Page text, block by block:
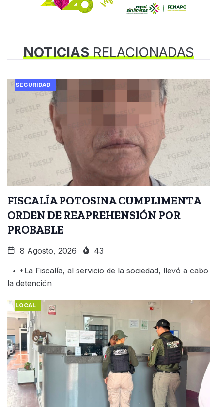
NOTICIASRELACIONADAS
SEGURIDAD
FISCALÍA POTOSINA CUMPLIMENTA
ORDEN DE REAPREHENSIÓN POR
PROBABLE
8 Agosto, 2026 43
• *La Fiscalía, al servicio de la sociedad, llevó a cabo
la detención
LOCAL